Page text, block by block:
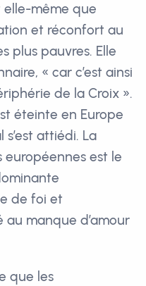
elle-même que
et réconfort au
plus pauvres. Elle
« car c’est ainsi
de la Croix ».
éteinte en Europe
attiédi. La
européennes est le
de foi et
au manque d’amour
que les